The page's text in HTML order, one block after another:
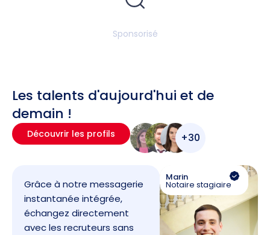
Sponsorisé
Les talents d'aujourd'hui et de
demain !
Découvrir les profils +30
Grâce à notre messagerie
instantanée intégrée,
échangez directement
avec les recruteurs sans
Marin
Notaire stagiaire